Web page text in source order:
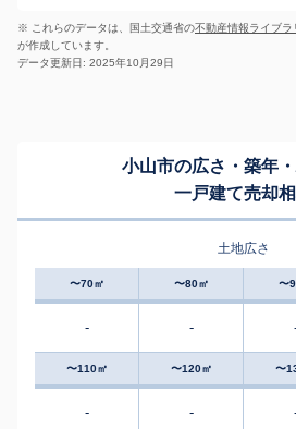
※ これらのデータは、国土交通省の不動産情報ライブラ
が作成しています。
データ更新日: 2025年10月29日
小山市の広さ・築年
一戸建て売却
土地広さ
〜70㎡ 〜80㎡ 〜
- -
〜110㎡ 〜120㎡ 〜
- -